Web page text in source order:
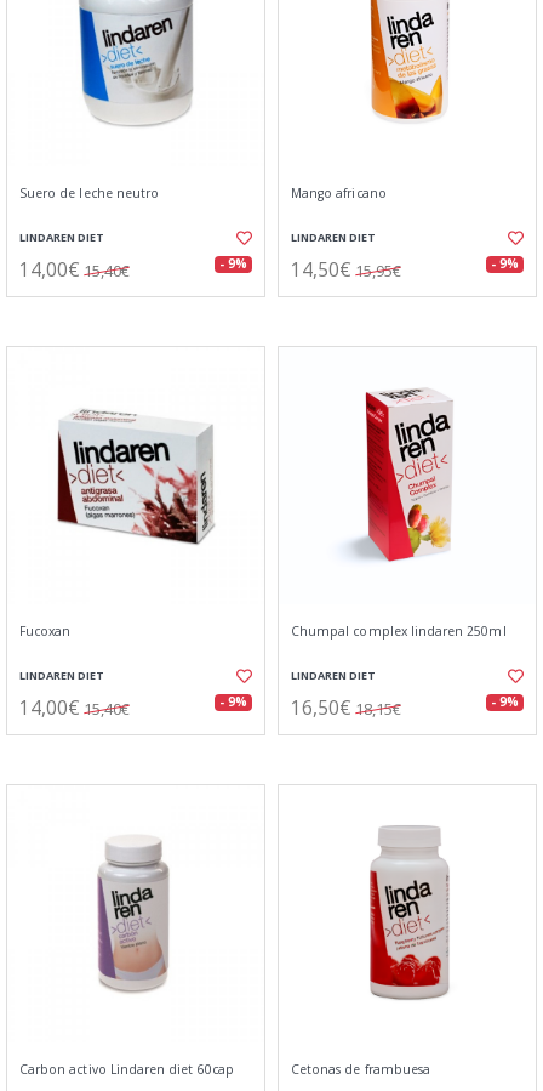
Suero de leche neutro
LINDAREN DIET
14,00€ 15,40€ - 9%
Mango africano
LINDAREN DIET
14,50€ 15,95€ - 9%
Fucoxan
LINDAREN DIET
14,00€ 15,40€ - 9%
Chumpal complex lindaren 250ml
LINDAREN DIET
16,50€ 18,15€ - 9%
Carbon activo Lindaren diet 60cap Cetonas de frambuesa